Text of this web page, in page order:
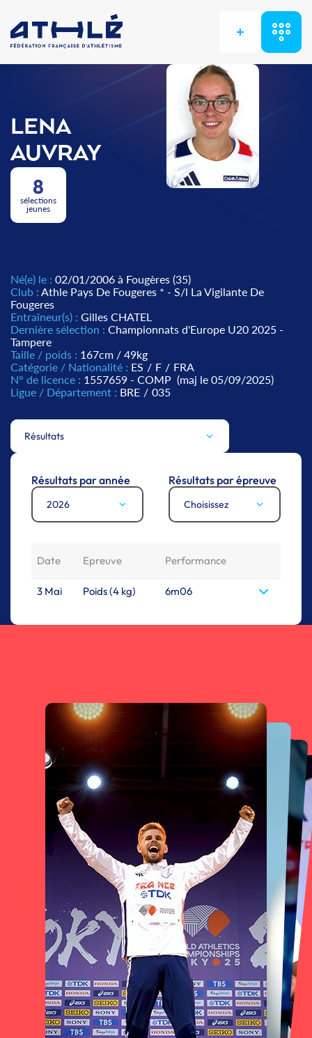
+
LENA
AUVRAY
8
sélections
jeunes
Né(e) le : 02/01/2006 à Fougères (35)
Club : Athle Pays De Fougeres * - S/l La Vigilante De
Fougeres
Entraîneur(s) : Gilles CHATEL
Dernière sélection : Championnats d'Europe U20 2025 -
Tampere
Taille / poids : 167cm / 49kg
Catégorie / Nationalité : ES / F / FRA
N° de licence : 1557659 - COMP (maj le 05/09/2025)
Ligue / Département : BRE / 035
Résultats
Résultats par année
2026
Résultats par épreuve
Choisissez
Date Epreuve Performance
3 Mai Poids (4 kg) 6m06